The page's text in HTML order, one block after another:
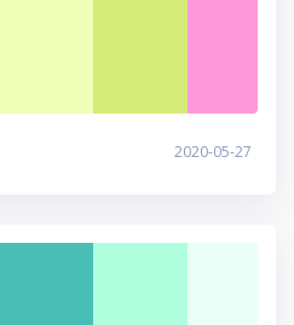
2020-05-27